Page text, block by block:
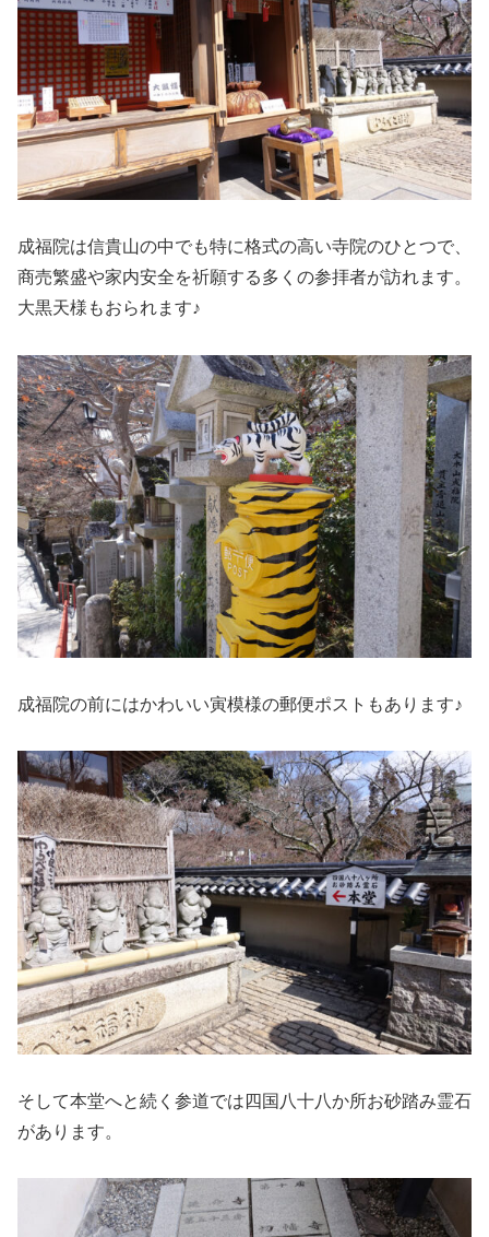
成福院は信貴山の中でも特に格式の高い寺院のひとつで、
商売繁盛や家内安全を祈願する多くの参拝者が訪れます。
大黒天様もおられます♪
成福院の前にはかわいい寅模様の郵便ポストもあります♪
そして本堂へと続く参道では四国八十八か所お砂踏み霊石
があります。